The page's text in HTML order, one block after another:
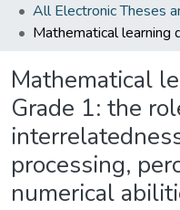
Mathematical
Grade 1: the
processing,
numerical